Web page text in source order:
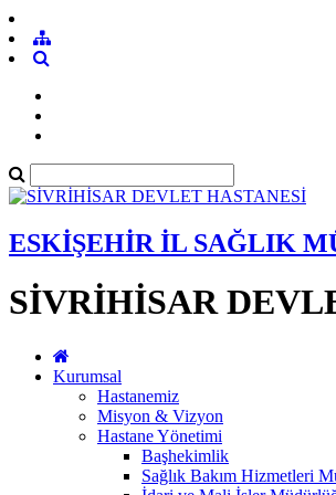
ESKİŞEHİR İL SAĞLIK
SİVRİHİSAR
Kurumsal
Hastanemiz
Misyon & Vizyon
Hastane Yönetimi
Başhekimlik
Sağlık Bakım Hizmetleri